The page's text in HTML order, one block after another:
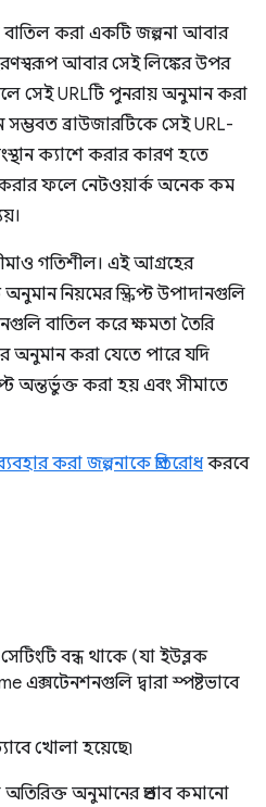
বাতিল করা একটি জল্পনা আবার
আবার সেই লিঙ্কের উপর
সেই URLটি পুনরায় অনুমান করা
সম্ভবত ব্রাউজারটিকে সেই URL-
ক্যাশে করার কারণ হতে
করার ফলে নেটওয়ার্ক অনেক কম
গতিশীল। এই আগ্রহের
নিয়মের স্ক্রিপ্ট উপাদানগুলি
বাতিল করে ক্ষমতা তৈরি
করা যেতে পারে যদি
অন্তর্ভুক্ত করা হয় এবং সীমাতে
ব্যবহার করা জল্পনাকে প্রতিরোধকরবে
বন্ধ থাকে (যা ইউব্লক
এক্সটেনশনগুলি দ্বারা স্পষ্টভাবে
খোলা হয়েছে৷
অনুমানের প্রভাব কমানো